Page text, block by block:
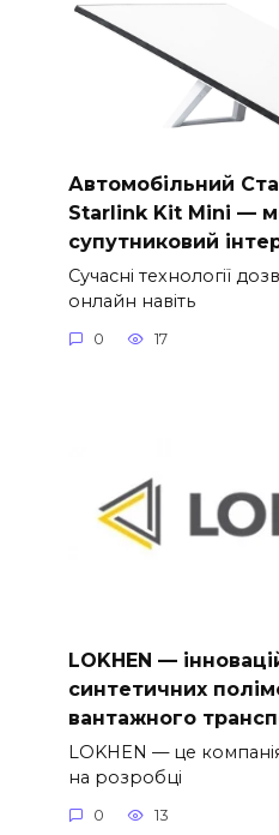
Автомобільний
Starlink Kit Mini —
супутниковий
Сучасні технології
онлайн навіть
0 17
LOKHEN —
синтетичних
вантажного
LOKHEN — це
на розробці
0 13